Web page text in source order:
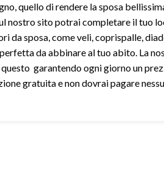
quello di rendere la sposa
nostro sito potrai completare il tuo
da sposa, come veli, coprispalle,
da abbinare al tuo abito. La
garantendo ogni giorno un
gratuita e non dovrai pagare